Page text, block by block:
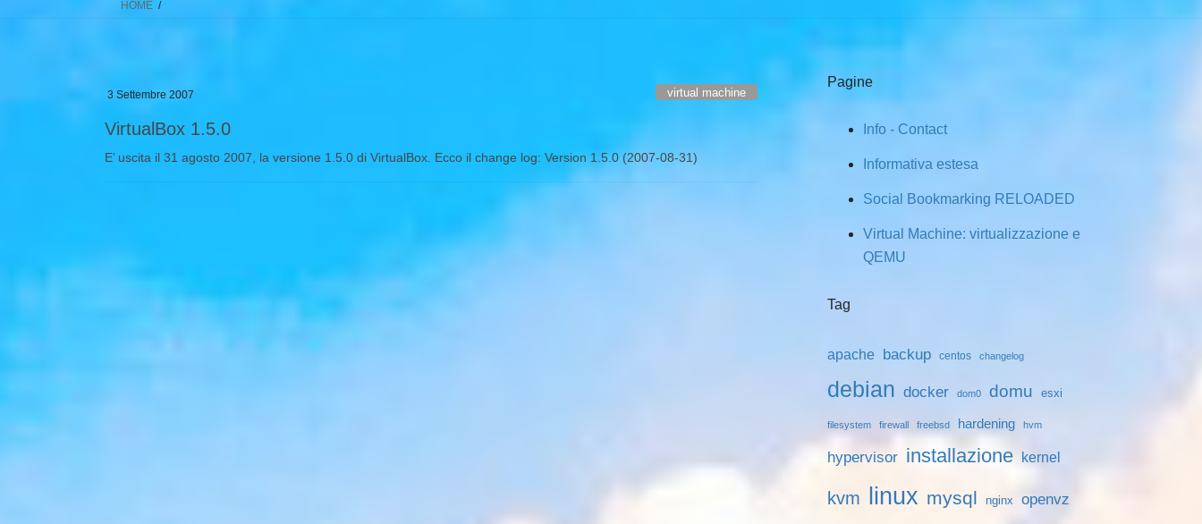
HOME
3 Settembre 2007 virtual machine
VirtualBox 1.5.0
E’ uscita il 31 agosto 2007, la versione 1.5.0 di VirtualBox. Ecco il change log: Version 1.5.0 (2007-08-31)
Pagine
Info - Contact
Informativa estesa
Social Bookmarking RELOADED
Virtual Machine: virtualizzazione e
QEMU
Tag
apache backup centos changelog
debian docker dom0 domu esxi
filesystem firewall freebsd hardening hvm
hypervisor installazione kernel
kvm linux mysql nginx openvz